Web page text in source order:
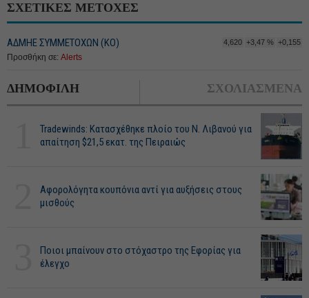
ΣΧΕΤΙΚΕΣ ΜΕΤΟΧΕΣ
ΑΔΜΗΕ ΣΥΜΜΕΤΟΧΩΝ (KO) 4,620 +3,47 % +0,155
Προσθήκη σε: Alerts
ΔΗΜΟΦΙΛΗ ΣΧΟΛΙΑΣΜΕΝΑ
Tradewinds: Κατασχέθηκε πλοίο του Ν. Λιβανού για
απαίτηση $21,5 εκατ. της Πειραιώς
Αφορολόγητα κουπόνια αντί για αυξήσεις στους
μισθούς
Ποιοι μπαίνουν στο στόχαστρο της Εφορίας για
έλεγχο